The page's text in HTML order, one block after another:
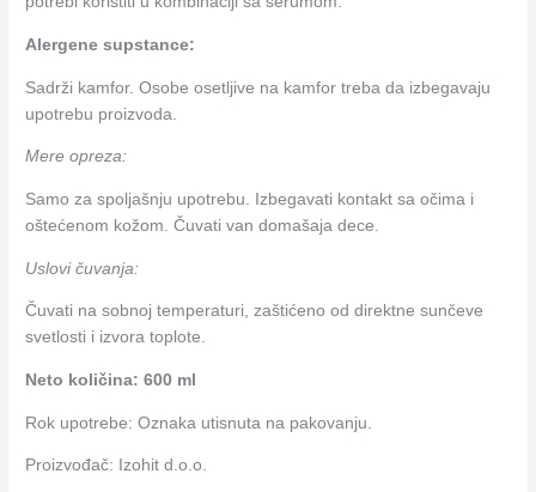
Alergene supstance:
Sadrži kamfor. Osobe osetljive na kamfor treba da izbegavaju
upotrebu proizvoda.
Mere opreza:
Samo za spoljašnju upotrebu. Izbegavati kontakt sa očima i
oštećenom kožom. Čuvati van domašaja dece.
Uslovi čuvanja:
Čuvati na sobnoj temperaturi, zaštićeno od direktne sunčeve
svetlosti i izvora toplote.
Neto količina: 600 ml
Rok upotrebe: Oznaka utisnuta na pakovanju.
Proizvođač: Izohit d.o.o.